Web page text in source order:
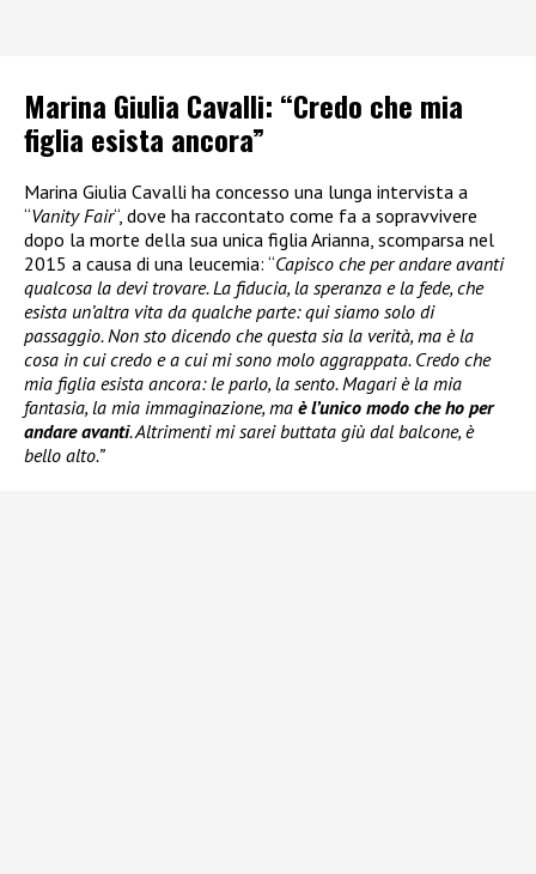
Marina Giulia Cavalli: “Credo che mia
figlia esista ancora”
Marina Giulia Cavalli ha concesso una lunga intervista a
“Vanity Fair“, dove ha raccontato come fa a sopravvivere
dopo la morte della sua unica figlia Arianna, scomparsa nel
2015 a causa di una leucemia: “Capisco che per andare avanti
qualcosa la devi trovare. La fiducia, la speranza e la fede, che
esista un’altra vita da qualche parte: qui siamo solo di
passaggio. Non sto dicendo che questa sia la verità, ma è la
cosa in cui credo e a cui mi sono molo aggrappata. Credo che
mia figlia esista ancora: le parlo, la sento. Magari è la mia
fantasia, la mia immaginazione, ma è l’unico modo che ho per
andare avanti. Altrimenti mi sarei buttata giù dal balcone, è
bello alto.”